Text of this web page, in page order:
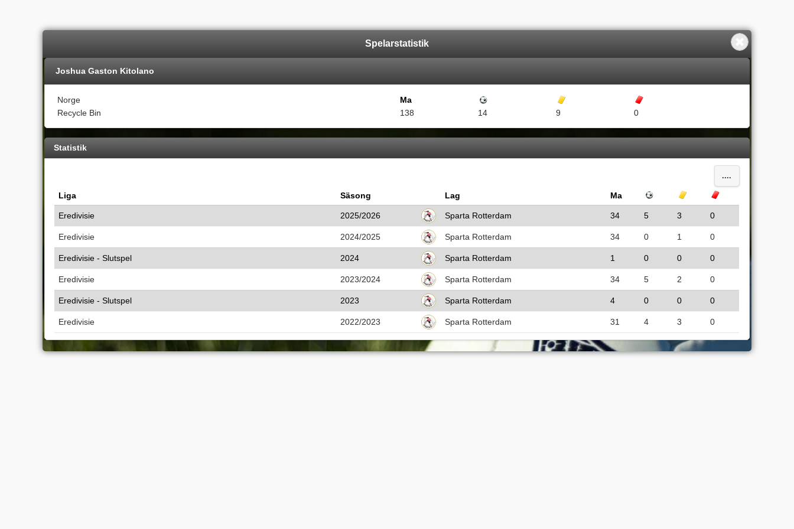
Spelarstatistik
Joshua Gaston Kitolano
Norge
Recycle Bin
Ma
138
14 9 0
Statistik
....
Liga Säsong Lag Ma Gula kort
Eredivisie 2025/2026 Sparta Rotterdam 34 5 3 0
Eredivisie 2024/2025 Sparta Rotterdam 34 0 1 0
Eredivisie - Slutspel 2024 Sparta Rotterdam 1 0 0 0
Eredivisie 2023/2024 Sparta Rotterdam 34 5 2 0
Eredivisie - Slutspel 2023 Sparta Rotterdam 4 0 0 0
Eredivisie 2022/2023 Sparta Rotterdam 31 4 3 0